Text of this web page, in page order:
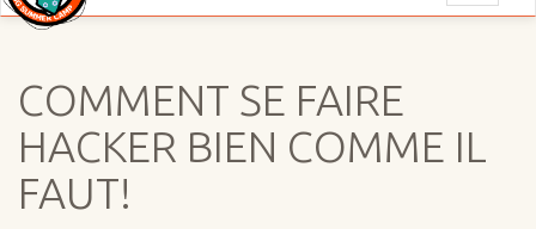
COMMENT SE FAIRE
HACKER BIEN COMME IL
FAUT!